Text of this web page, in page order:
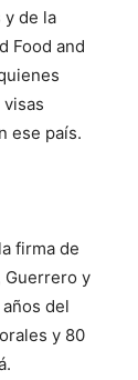
y de la
Food and
ese país.
firma de
Guerrero y
del
y 80